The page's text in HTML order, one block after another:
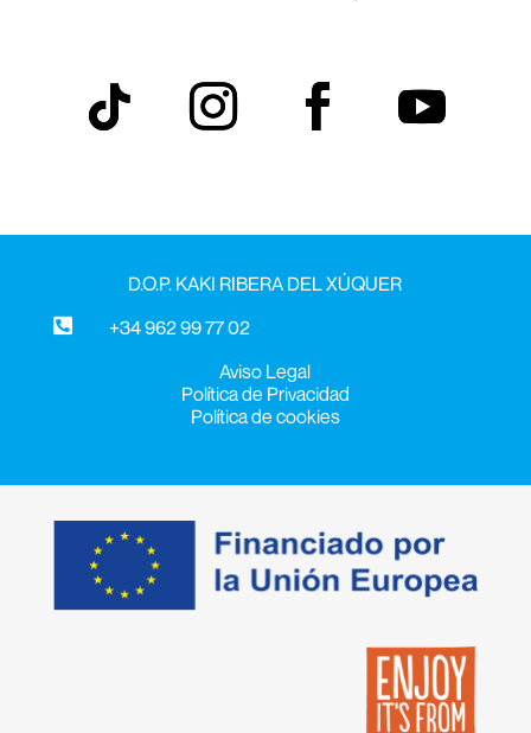
D.O.P. KAKI RIBERA DEL XÚQUER

+34 962 99 77 02
Aviso Legal
Política de Privacidad
Política de cookies